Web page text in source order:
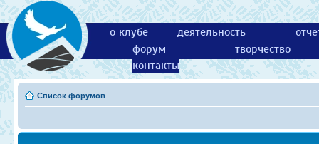
о клубе деятельность
форум
творчество
контакты
Список форумов